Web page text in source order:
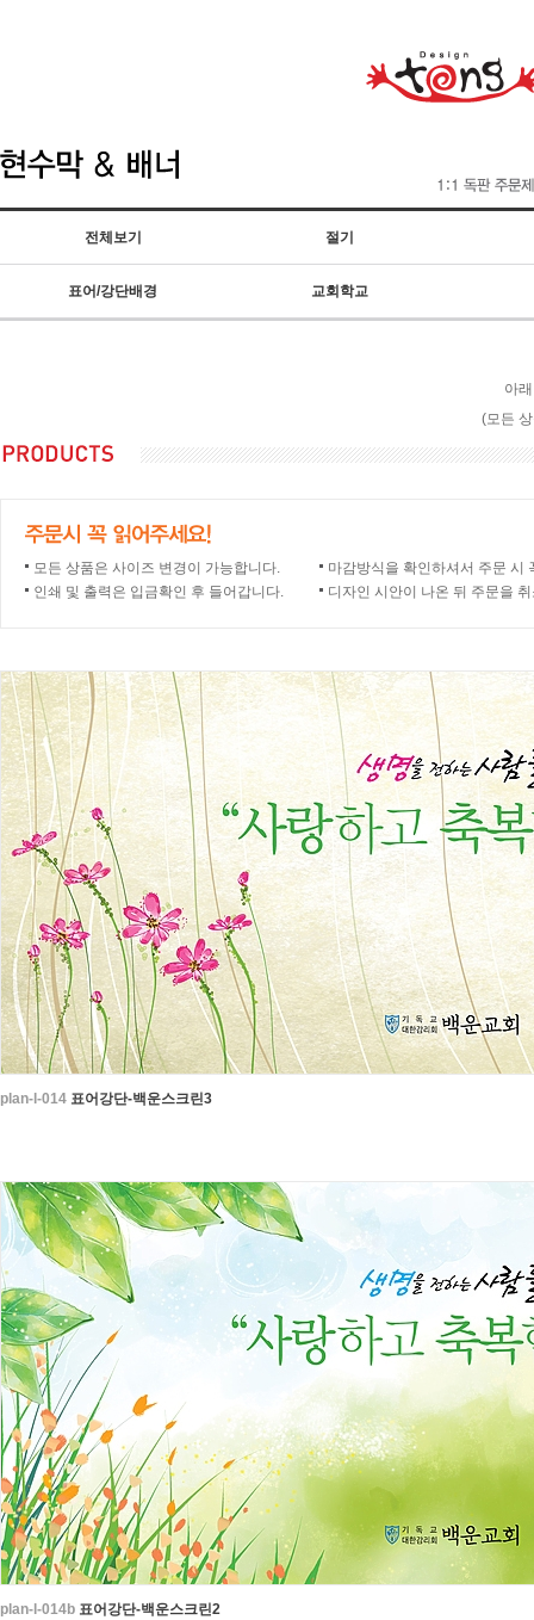
전체보기 절기
표어/강단배경 교회학교
아
(모든
모든 상품은 사이즈 변경이 가능합니다.
마감방식을 확인하셔서 주문 시
인쇄 및 출력은 입금확인 후 들어갑니다.
디자인 시안이 나온 뒤 주문을
plan-l-014 표어강단-백운스크린3
plan-l-014b 표어강단-백운스크린2